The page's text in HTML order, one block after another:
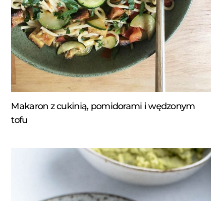
Makaron z cukinią, pomidorami i wędzonym
tofu